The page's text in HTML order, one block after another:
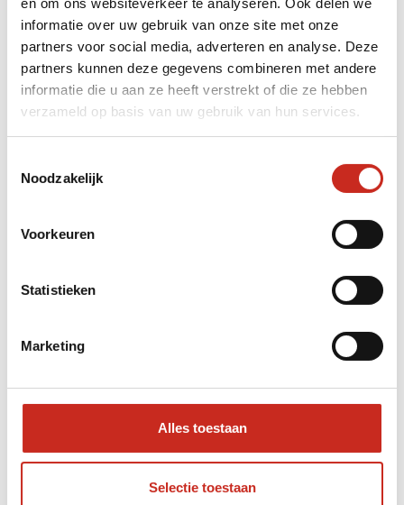
informatie over uw gebruik van onze site met onze
partners voor social media, adverteren en analyse. Deze
partners kunnen deze gegevens combineren met andere
informatie die u aan ze heeft verstrekt of die ze hebben
verzameld op basis van uw gebruik van hun services.
Noodzakelijk
Voorkeuren
Statistieken
Marketing
Alles toestaan
Selectie toestaan
Foodies opgelet!
DeThaise keuken is inmiddels niet meer weg te
veelzijdige curry's zijn vaak niet heel moeilijk en
tijdrovend om in elkaar te flansen, mits u
uiteraard de juiste ingrediënten in huis heeft.
Curry. De Massamam curry